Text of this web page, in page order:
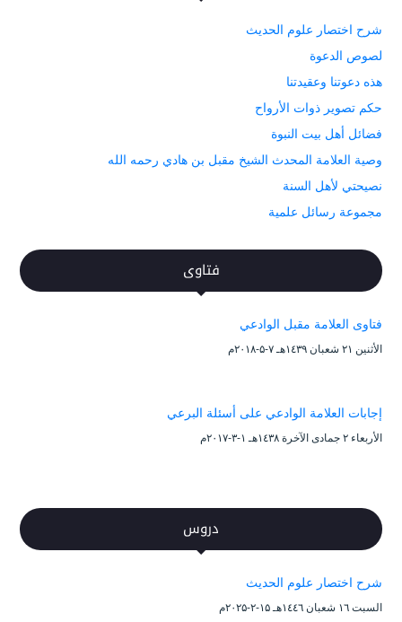
شرح اختصار علوم الحديث
لصوص الدعوة
هذه دعوتنا وعقيدتنا
حكم تصوير ذوات الأرواح
فضائل أهل بيت النبوة
وصية العلامة المحدث الشيخ مقبل بن هادي رحمه الله
نصيحتي لأهل السنة
مجموعة رسائل علمية
فتاوى
فتاوى العلامة مقبل الوادعي
الأثنين ۲۱ شعبان ۱٤۳۹هـ ۷-۵-۲۰۱۸م
إجابات العلامة الوادعي على أسئلة البرعي
الأربعاء ۲ جمادى الآخرة ۱٤۳۸هـ ۱-۳-۲۰۱۷م
دروس
شرح اختصار علوم الحديث
السبت ۱٦ شعبان ۱٤٤٦هـ ۱۵-۲-۲۰۲۵م